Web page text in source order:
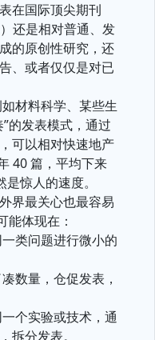
在国际顶尖期刊
还是相对普通、发
的原创性研究，还
、或者仅仅是对已
材料科学、某些生
的发表模式，通过
可以相对快速地产
40 篇，平均下来
惊人的速度。
界最关心也最容易
能体现在：
类问题进行微小的
数量，仓促发表，
个实验或技术，通
拆分发表。